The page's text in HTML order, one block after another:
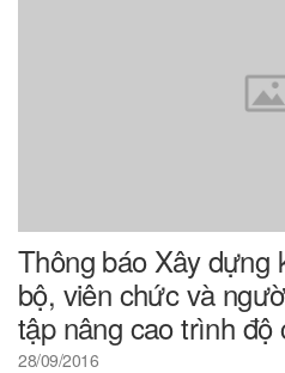
Thông báo Xây dựng
bộ, viên chức và
tập nâng cao trình độ
28/09/2016